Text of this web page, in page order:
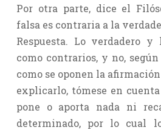
Por otra parte, dice el
falsa es contraria a la
Respuesta. Lo verdadero
como contrarios, y no,
como se oponen la
explicarlo, tómese en
pone o aporta nada ni
determinado, por lo cual